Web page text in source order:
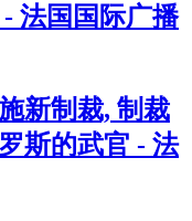
法国国际广播
新制裁, 制裁
斯的武官 - 法